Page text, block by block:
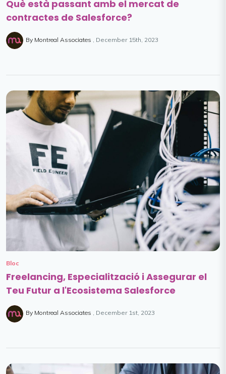
Què està passant amb el mercat de
contractes de Salesforce?
By Montreal Associates December 15th, 2023
Bloc
Freelancing, Especialització i Assegurar el
Teu Futur a l'Ecosistema Salesforce
By Montreal Associates December 1st, 2023